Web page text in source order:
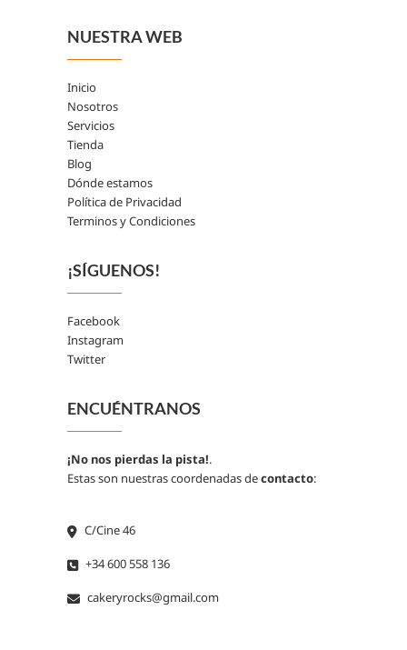
NUESTRA WEB
Inicio
Nosotros
Servicios
Tienda
Blog
Dónde estamos
Política de Privacidad
Terminos y Condiciones
¡SÍGUENOS!
Facebook
Instagram
Twitter
ENCUÉNTRANOS
¡No nos pierdas la pista!.
Estas son nuestras coordenadas decontacto:
C/Cine 46
+34 600 558 136
cakeryrocks@gmail.com